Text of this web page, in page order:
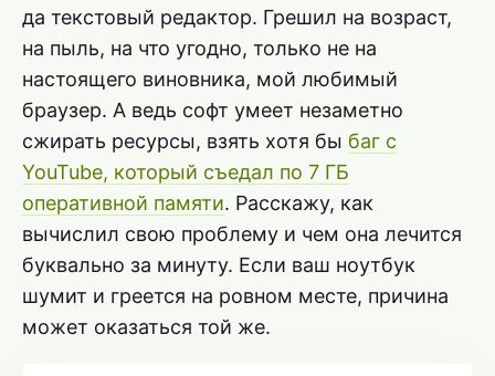
да текстовый редактор. Грешил на возраст,
на пыль, на что угодно, только не на
настоящего виновника, мой любимый
браузер. А ведь софт умеет незаметно
сжирать ресурсы, взять хотя бы баг с
YouTube, который съедал по 7 ГБ
оперативной памяти. Расскажу, как
вычислил свою проблему и чем она лечится
буквально за минуту. Если ваш ноутбук
шумит и греется на ровном месте, причина
может оказаться той же.